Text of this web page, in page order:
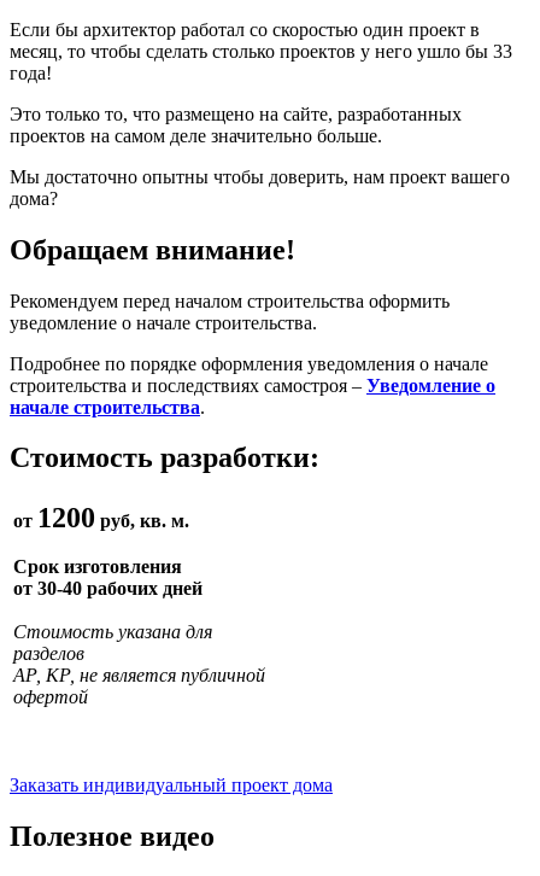
Если бы архитектор работал со скоростью один проект в
месяц, то чтобы сделать столько проектов у него ушло бы 33
года!
Это только то, что размещено на сайте, разработанных
проектов на самом деле значительно больше.
Мы достаточно опытны чтобы доверить, нам проект вашего
дома?
Обращаем внимание!
Рекомендуем перед началом строительства оформить
уведомление о начале строительства.
Подробнее по порядке оформления уведомления о начале
строительства и последствиях самостроя – Уведомление о
начале строительства.
Стоимость разработки:
от 1200 руб, кв. м.
Срок изготовления
от 30-40 рабочих дней
Стоимость указана для
разделов
АР, КР, не является публичной
офертой
Заказать индивидуальный проект дома
Полезное видео